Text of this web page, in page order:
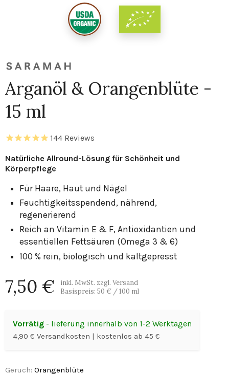
Arganöl & Orangenblüte -
15 ml
144 Reviews
Natürliche Allround-Lösung für Schönheit und
Körperpflege
Für Haare, Haut und Nägel
Feuchtigkeitsspendend, nährend,
regenerierend
Reich an Vitamin E & F, Antioxidantien und
essentiellen Fettsäuren (Omega 3 & 6)
100 % rein, biologisch und kaltgepresst
7,50 €
inkl. MwSt. zzgl. Versand
Basispreis: 50 € / 100 ml
Vorrätig - lieferung innerhalb von 1-2 Werktagen
4,90 € Versandkosten | kostenlos ab 45 €
Geruch: Orangenblüte